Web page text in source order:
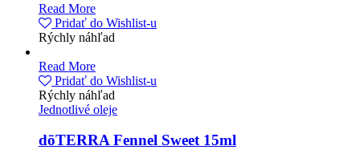
Read More
Pridať do Wishlist-u
Rýchly náhľad
Read More
Pridať do Wishlist-u
Rýchly náhľad
Jednotlivé oleje
dōTERRA Fennel Sweet 15ml